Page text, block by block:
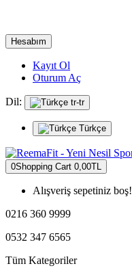
Hesabım
Kayıt Ol
Oturum Aç
Dil: tr-tr
Türkçe
0Shopping Cart 0,00TL
Alışveriş sepetiniz boş!
0216 360 9999
0532 347 6565
Tüm Kategoriler